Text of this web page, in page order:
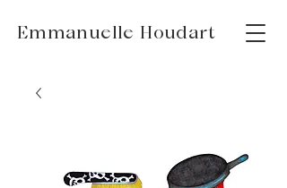
Emmanuelle Houdart